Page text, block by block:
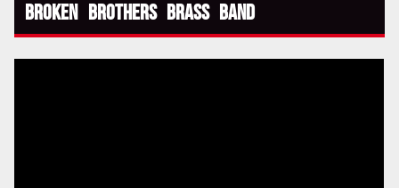
Broken Brothers Brass Band